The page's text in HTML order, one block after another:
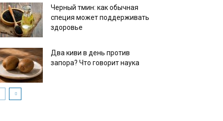
Черный тмин: как обычная
специя может поддерживать
здоровье
Два киви в день против
запора? Что говорит наука